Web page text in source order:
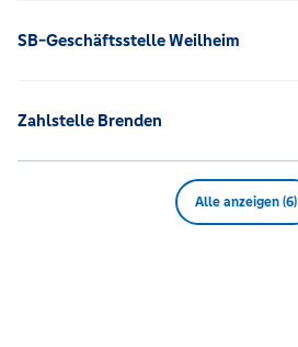
SB-Geschäftsstelle Weilheim
Zahlstelle Brenden
Alle anzeigen (6)